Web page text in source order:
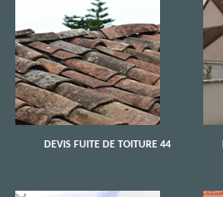
DEVIS FUITE DE TOITURE 44